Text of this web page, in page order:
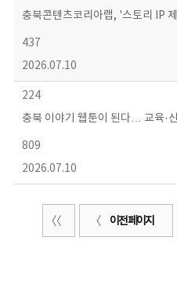
충북콘텐츠코리아랩, '스토리 IP
437
2026.07.10
224
충북 이야기 웹툰이 된다… 교육·
809
2026.07.10
이전 페이지